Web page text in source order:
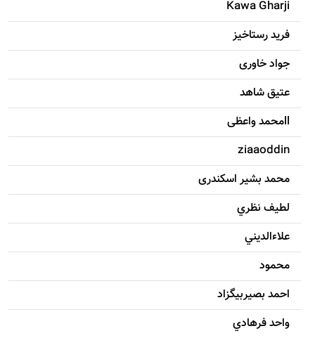
Kawa Gharji
فرید رستاخیز
جواد خاوری
عتیق شاهد
llمحمد واعظی
ziaaoddin
محمد بشیر اسکندری
لطيف نظري
علاءالديني
محمود
احمد بصيربيگزاد
واحد فرهادي